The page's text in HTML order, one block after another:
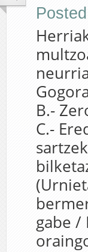
B.-
C.-
gabe /